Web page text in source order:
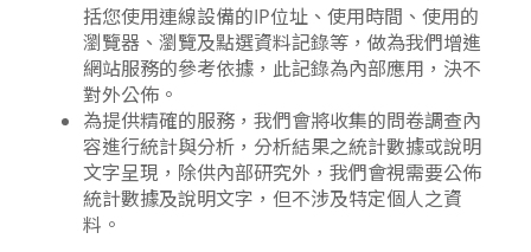
括您使用連線設備的IP位址、使用時間、使用的
瀏覽器、瀏覽及點選資料記錄等，做為我們增進
網站服務的參考依據，此記錄為內部應用，決不
對外公佈。
為提供精確的服務，我們會將收集的問卷調查內
容進行統計與分析，分析結果之統計數據或說明
文字呈現，除供內部研究外，我們會視需要公佈
統計數據及說明文字，但不涉及特定個人之資
料。